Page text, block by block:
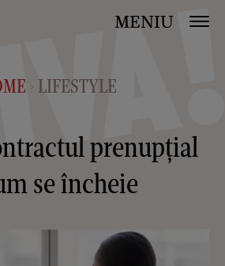
MENIU
> LIFESTYLE
prenupțial
se încheie